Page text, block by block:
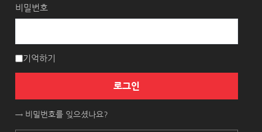
비밀번호
기억하기
로그인
→ 비밀번호를 잊으셨나요?